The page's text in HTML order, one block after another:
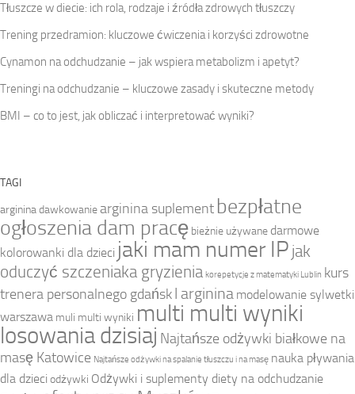
Tłuszcze w diecie: ich rola, rodzaje i źródła zdrowych tłuszczy
Trening przedramion: kluczowe ćwiczenia i korzyści zdrowotne
Cynamon na odchudzanie – jak wspiera metabolizm i apetyt?
Treningi na odchudzanie – kluczowe zasady i skuteczne metody
BMI – co to jest, jak obliczać i interpretować wyniki?
TAGI
arginina dawkowaniearginina suplement bezpłatne
ogłoszenia dam pracę bieżnie używane darmowe
kolorowanki dla dzieci jaki mam numer IP jak
oduczyć szczeniaka gryzienia korepetycje z matematyki Lublin kurs
trenera personalnego gdańskl arginina modelowanie sylwetki
warszawa muli multi wyniki multi multi wyniki
losowania dzisiaj Najtańsze odżywki białkowe na
masę Katowice Najtańsze odżywki na spalanie tłuszczu i na masę nauka pływania
dla dzieci odżywki Odżywki i suplementy diety na odchudzanie